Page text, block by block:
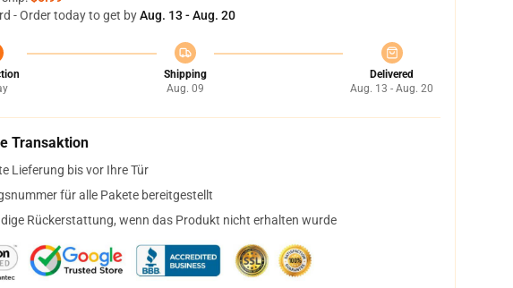
- Order today to get byAug. 13 - Aug. 20
Shipping
Aug. 09
Delivered
Aug. 13 - Aug. 20
Transaktion
Lieferung bis vor Ihre Tür
für alle Pakete bereitgestellt
Rückerstattung, wenn das Produkt nicht erhalten wurde